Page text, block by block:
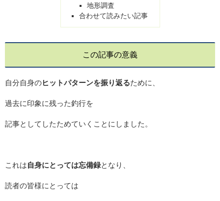
地形調査
合わせて読みたい記事
この記事の意義
自分自身のヒットパターンを振り返るために、
過去に印象に残った釣行を
記事としてしたためていくことにしました。
これは自身にとっては忘備録となり、
読者の皆様にとっては